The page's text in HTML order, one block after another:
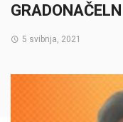
5 svibnja, 2021